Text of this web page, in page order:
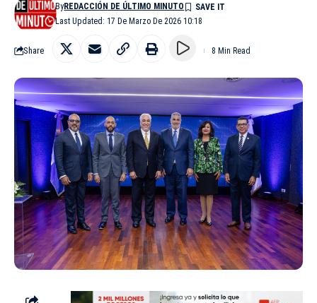
Last Updated: 17 De Marzo De 2026 10:18
ByREDACCIÓN DE ÚLTIMO MINUTO
Share 8 Min Read